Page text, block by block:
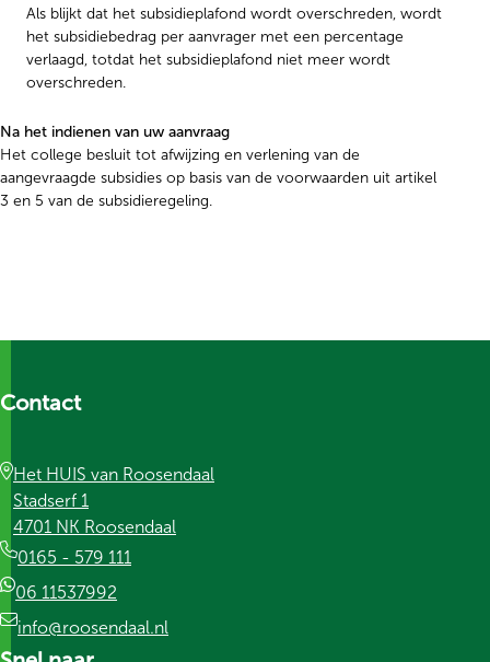
Als blijkt dat het subsidieplafond wordt overschreden, wordt
het subsidiebedrag per aanvrager met een percentage
verlaagd, totdat het subsidieplafond niet meer wordt
overschreden.
Na het indienen van uw aanvraag
Het college besluit tot afwijzing en verlening van de
aangevraagde subsidies op basis van de voorwaarden uit artikel
3 en 5 van de subsidieregeling.
Contact
Het HUIS van Roosendaal
Stadserf 1
4701 NK Roosendaal
0165 - 579 111
06 11537992
info@roosendaal.nl